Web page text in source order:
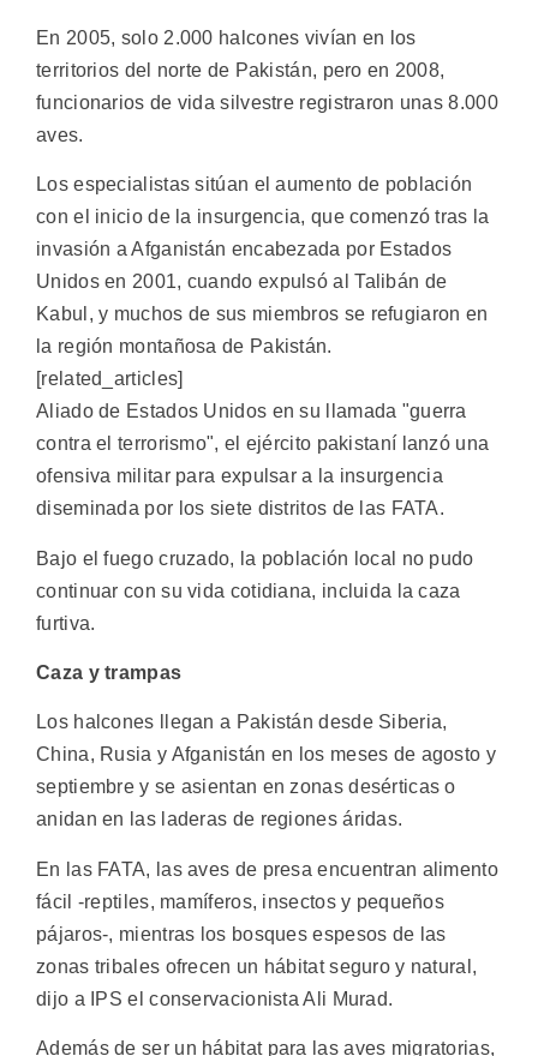
En 2005, solo 2.000 halcones vivían en los
territorios del norte de Pakistán, pero en 2008,
funcionarios de vida silvestre registraron unas 8.000
aves.
Los especialistas sitúan el aumento de población
con el inicio de la insurgencia, que comenzó tras la
invasión a Afganistán encabezada por Estados
Unidos en 2001, cuando expulsó al Talibán de
Kabul, y muchos de sus miembros se refugiaron en
la región montañosa de Pakistán.
[related_articles]
Aliado de Estados Unidos en su llamada "guerra
contra el terrorismo", el ejército pakistaní lanzó una
ofensiva militar para expulsar a la insurgencia
diseminada por los siete distritos de las FATA.
Bajo el fuego cruzado, la población local no pudo
continuar con su vida cotidiana, incluida la caza
furtiva.
Caza y trampas
Los halcones llegan a Pakistán desde Siberia,
China, Rusia y Afganistán en los meses de agosto y
septiembre y se asientan en zonas desérticas o
anidan en las laderas de regiones áridas.
En las FATA, las aves de presa encuentran alimento
fácil -reptiles, mamíferos, insectos y pequeños
pájaros-, mientras los bosques espesos de las
zonas tribales ofrecen un hábitat seguro y natural,
dijo a IPS el conservacionista Ali Murad.
Además de ser un hábitat para las aves migratorias,